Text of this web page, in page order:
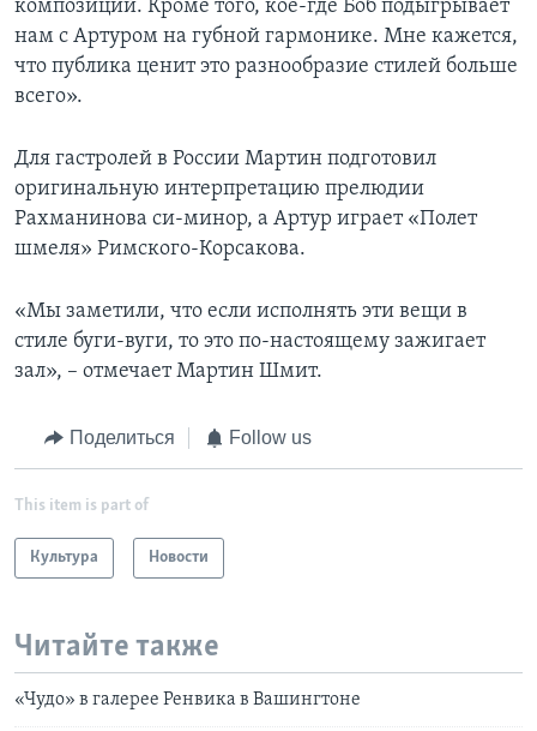
композиций. Кроме того, кое-где Боб подыгрывает
нам с Артуром на губной гармонике. Мне кажется,
что публика ценит это разнообразие стилей больше
всего».
Для гастролей в России Мартин подготовил
оригинальную интерпретацию прелюдии
Рахманинова си-минор, а Артур играет «Полет
шмеля» Римского-Корсакова.
«Мы заметили, что если исполнять эти вещи в
стиле буги-вуги, то это по-настоящему зажигает
зал», – отмечает Мартин Шмит.
Поделиться Follow us
This item is part of
Культура Новости
Читайте также
«Чудо» в галерее Ренвика в Вашингтоне